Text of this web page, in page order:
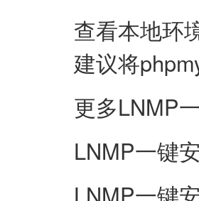
查看本地环
建议将
更多LNMP
LNMP一键
LNMP一键